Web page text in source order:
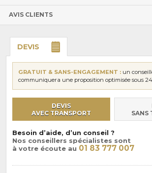
AVIS CLIENTS
DEVIS
GRATUIT & SANS-ENGAGEMENT : un
communiquera une proposition optimisée sous
DEVIS
AVEC TRANSPORT
SANS
Besoin d’aide, d’un conseil ?
Nos conseillers spécialistes sont
à votre écoute au 01 83 777 007